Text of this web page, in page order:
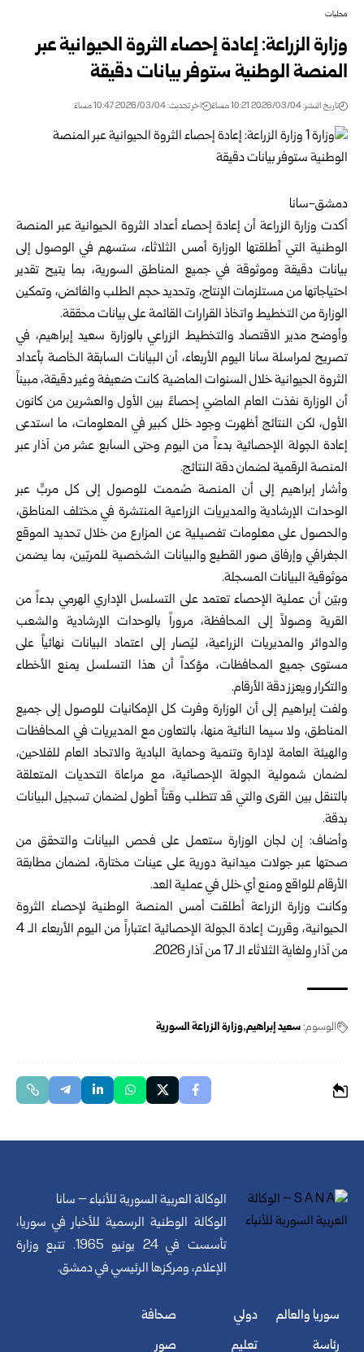
محليات
وزارة الزراعة: إعادة إحصاء الثروة الحيوانية عبر
المنصة الوطنية ستوفر بيانات دقيقة
تاريخ النشر: 2026/03/04 10:21 مساءً اخر تحديث: 2026/03/04 10:47 مساءً
دمشق-سانا
أكدت وزارة الزراعة أن إعادة إحصاء أعداد الثروة الحيوانية عبر المنصة
الوطنية التي أطلقتها الوزارة أمس الثلاثاء، ستسهم في الوصول إلى
بيانات دقيقة وموثوقة في جميع المناطق السورية، بما يتيح تقدير
احتياجاتها من مستلزمات الإنتاج، وتحديد حجم الطلب والفائض، وتمكين
الوزارة من التخطيط واتخاذ القرارات القائمة على بيانات محققة.
وأوضح مدير الاقتصاد والتخطيط الزراعي بالوزارة سعيد إبراهيم، في
تصريح لمراسلة سانا اليوم الأربعاء، أن البيانات السابقة الخاصة بأعداد
الثروة الحيوانية خلال السنوات الماضية كانت ضعيفة وغير دقيقة، مبيناً
أن الوزارة نفذت العام الماضي إحصاءً بين الأول والعشرين من كانون
الأول، لكن النتائج أظهرت وجود خلل كبير في المعلومات، ما استدعى
إعادة الجولة الإحصائية بدءاً من اليوم وحتى السابع عشر من آذار عبر
المنصة الرقمية لضمان دقة النتائج.
وأشار إبراهيم إلى أن المنصة صُممت للوصول إلى كل مربٍّ عبر
الوحدات الإرشادية والمديريات الزراعية المنتشرة في مختلف المناطق،
والحصول على معلومات تفصيلية عن المزارع من خلال تحديد الموقع
الجغرافي وإرفاق صور القطيع والبيانات الشخصية للمربّين، بما يضمن
موثوقية البيانات المسجلة.
وبيّن أن عملية الإحصاء تعتمد على التسلسل الإداري الهرمي بدءاً من
القرية وصولاً إلى المحافظة، مروراً بالوحدات الإرشادية والشعب
والدوائر والمديريات الزراعية، ليُصار إلى اعتماد البيانات نهائياً على
مستوى جميع المحافظات، مؤكداً أن هذا التسلسل يمنع الأخطاء
والتكرار ويعزز دقة الأرقام.
ولفت إبراهيم إلى أن الوزارة وفرت كل الإمكانيات للوصول إلى جميع
المناطق، ولا سيما النائية منها، بالتعاون مع المديريات في المحافظات
والهيئة العامة لإدارة وتنمية وحماية البادية والاتحاد العام للفلاحين،
لضمان شمولية الجولة الإحصائية، مع مراعاة التحديات المتعلقة
بالتنقل بين القرى والتي قد تتطلب وقتاً أطول لضمان تسجيل البيانات
بدقة.
وأضاف: إن لجان الوزارة ستعمل على فحص البيانات والتحقق من
صحتها عبر جولات ميدانية دورية على عينات مختارة، لضمان مطابقة
الأرقام للواقع ومنع أي خلل في عملية العد.
وكانت وزارة الزراعة أطلقت أمس المنصة الوطنية لإحصاء الثروة
الحيوانية، وقررت إعادة الجولة الإحصائية اعتباراً من اليوم الأربعاء الـ 4
من آذار ولغاية الثلاثاء الـ 17 من آذار 2026.
الوسوم:سعيد إبراهيم وزارة الزراعة السورية
الوكالة العربية السورية للأنباء – سانا
الوكالة الوطنية الرسمية للأخبار في سوريا،
تأسست في 24 يونيو 1965. تتبع وزارة
الإعلام، ومركزها الرئيسي في دمشق.
سوريا والعالم
رئاسة
دولي
تعليم
صحافة
صور